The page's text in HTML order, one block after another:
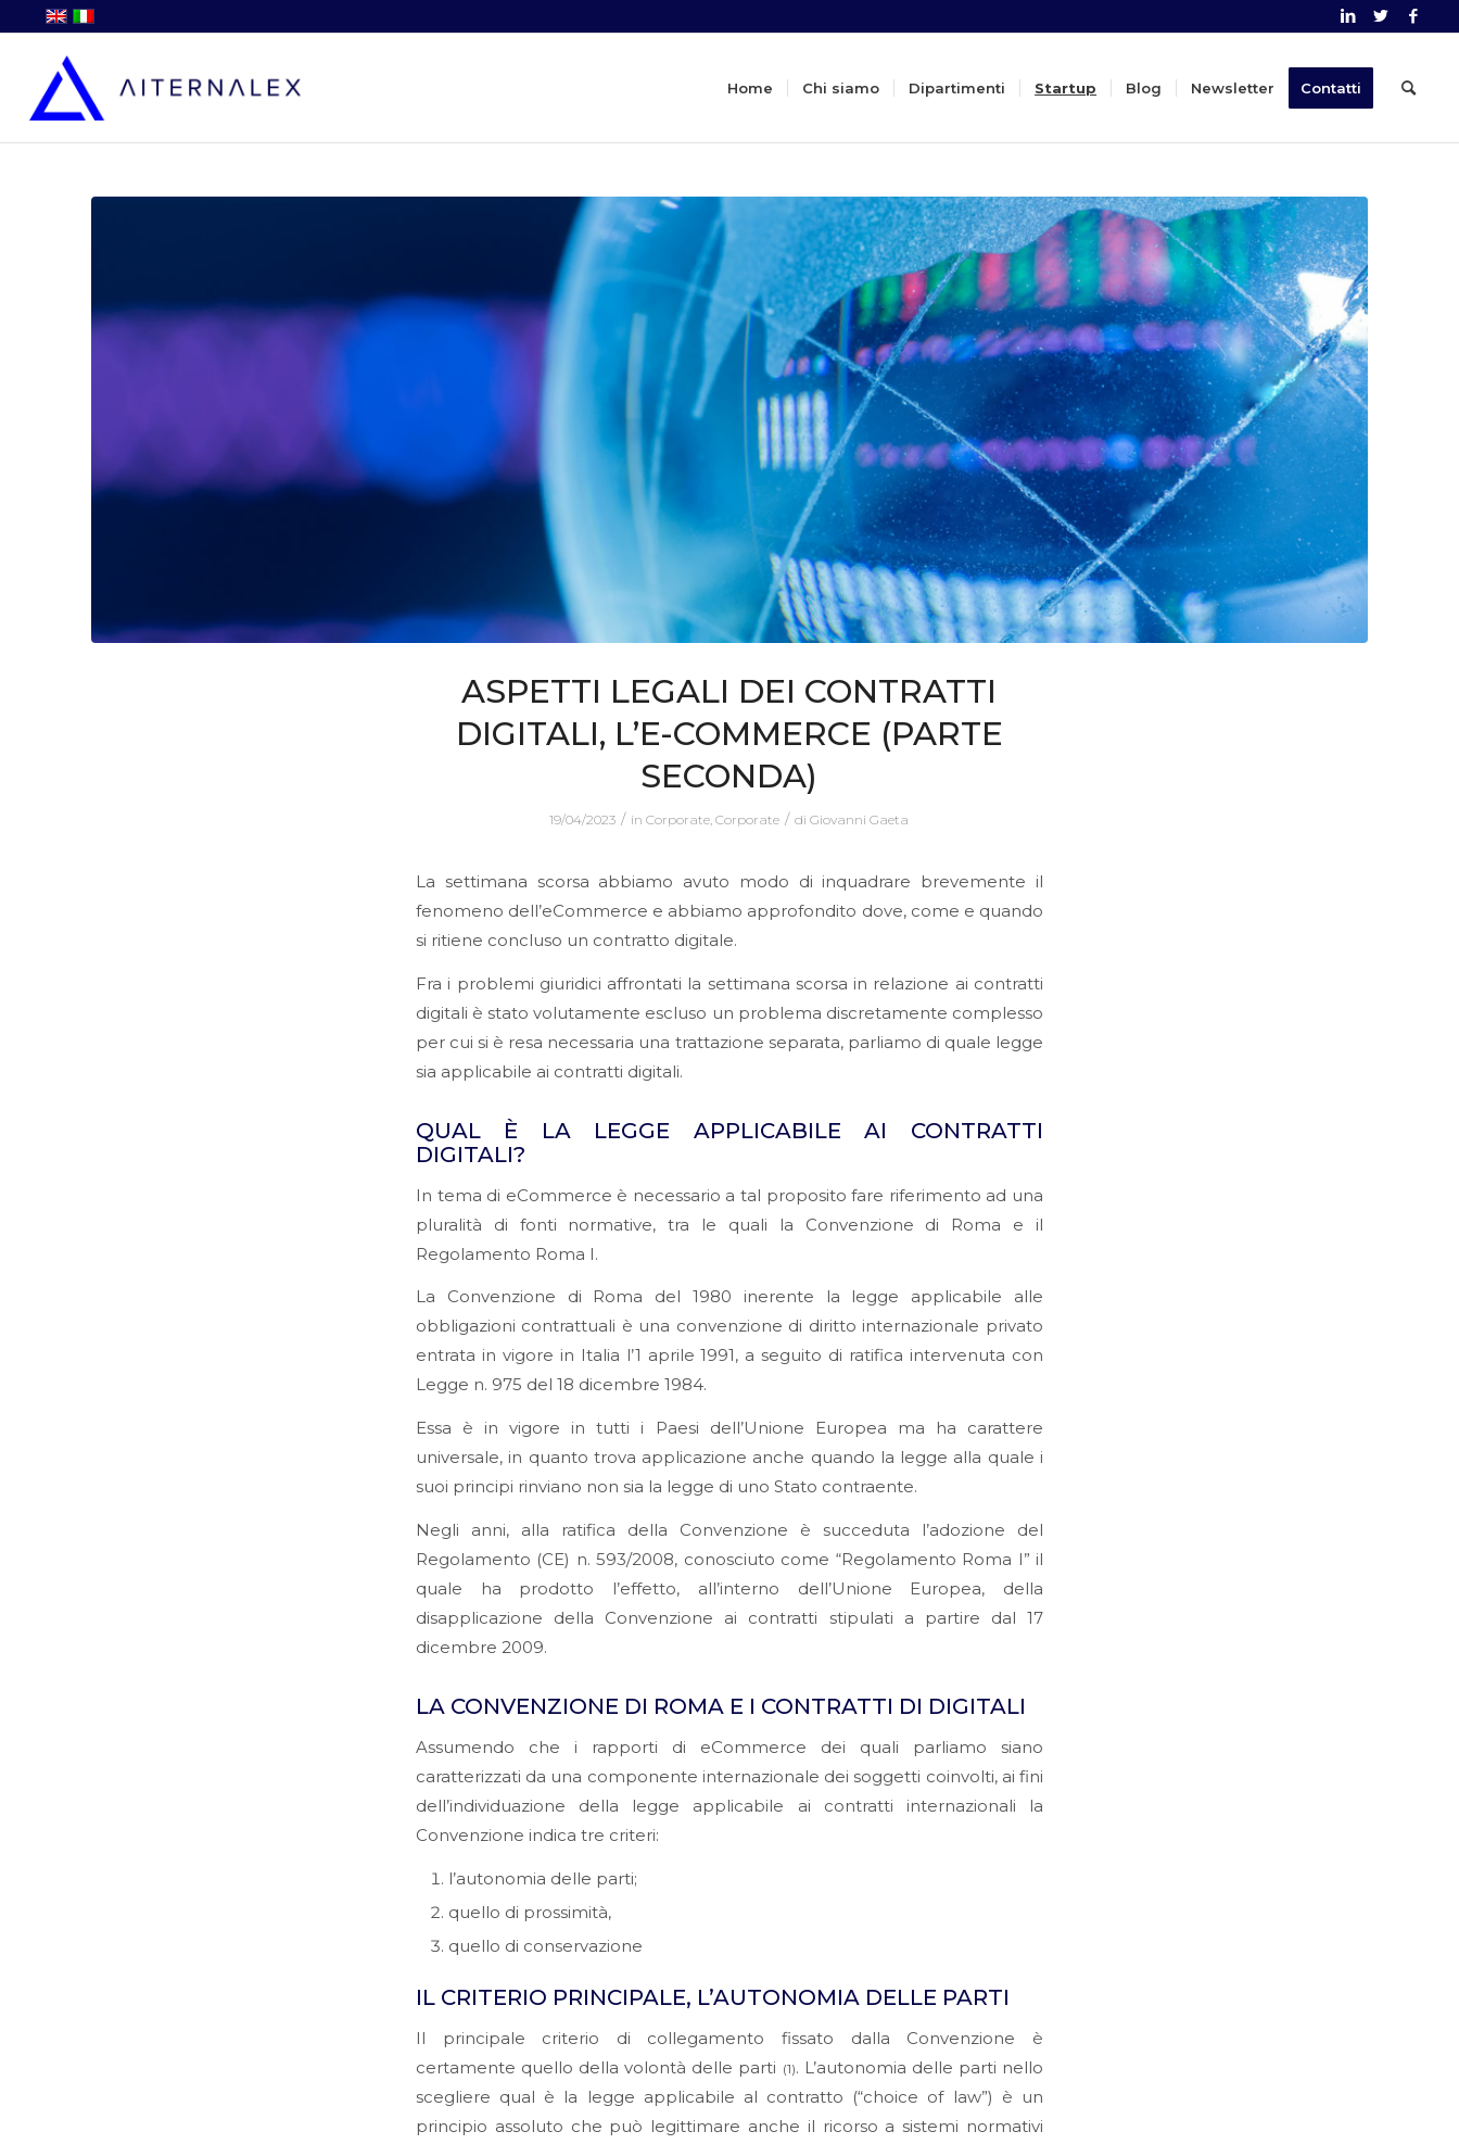
Home Chi siamo Dipartimenti Startup Blog Newsletter Contatti
ASPETTI LEGALI DEI CONTRATTI
DIGITALI, L’E-COMMERCE (PARTE
SECONDA)
19/04/2023 / inCorporate,Corporate / diGiovanni Gaeta
La settimana scorsa abbiamo avuto modo di inquadrare brevemente il
fenomeno dell’eCommerce e abbiamo approfondito dove, come e quando
si ritiene concluso un contratto digitale.
Fra i problemi giuridici affrontati la settimana scorsa in relazione ai contratti
digitali è stato volutamente escluso un problema discretamente complesso
per cui si è resa necessaria una trattazione separata, parliamo di quale legge
sia applicabile ai contratti digitali.
QUAL È LA LEGGE APPLICABILE AI CONTRATTI
DIGITALI?
In tema di eCommerce è necessario a tal proposito fare riferimento ad una
pluralità di fonti normative, tra le quali la Convenzione di Roma e il
Regolamento Roma I.
La Convenzione di Roma del 1980 inerente la legge applicabile alle
obbligazioni contrattuali è una convenzione di diritto internazionale privato
entrata in vigore in Italia l’1 aprile 1991, a seguito di ratifica intervenuta con
Legge n. 975 del 18 dicembre 1984.
Essa è in vigore in tutti i Paesi dell’Unione Europea ma ha carattere
universale, in quanto trova applicazione anche quando la legge alla quale i
suoi principi rinviano non sia la legge di uno Stato contraente.
Negli anni, alla ratifica della Convenzione è succeduta l’adozione del
Regolamento (CE) n. 593/2008, conosciuto come “Regolamento Roma I” il
quale ha prodotto l’effetto, all’interno dell’Unione Europea, della
disapplicazione della Convenzione ai contratti stipulati a partire dal 17
dicembre 2009.
LA CONVENZIONE DI ROMA E I CONTRATTI DI DIGITALI
Assumendo che i rapporti di eCommerce dei quali parliamo siano
caratterizzati da una componente internazionale dei soggetti coinvolti, ai fini
dell’individuazione della legge applicabile ai contratti internazionali la
Convenzione indica tre criteri:
l’autonomia delle parti;
quello di prossimità,
quello di conservazione
IL CRITERIO PRINCIPALE, L’AUTONOMIA DELLE PARTI
Il principale criterio di collegamento fissato dalla Convenzione è
certamente quello della volontà delle parti (1). L’autonomia delle parti nello
scegliere qual è la legge applicabile al contratto (“choice of law”) è un
principio assoluto che può legittimare anche il ricorso a sistemi normativi